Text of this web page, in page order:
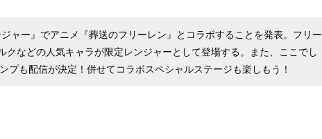
ャー』でアニメ『葬送のフリーレン』とコラボすることを発表。フリー
クなどの人気キャラが限定レンジャーとして登場する。また、ここでし
プも配信が決定！併せてコラボスペシャルステージも楽しもう！